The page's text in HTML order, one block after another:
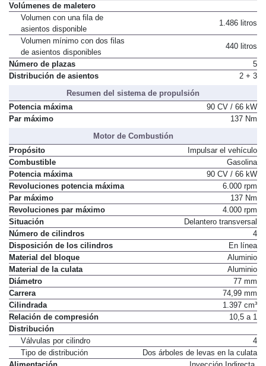
Volúmenes de maletero
Volumen con una fila de
asientos disponible
1.486 litros
Volumen mínimo con dos filas
de asientos disponibles
440 litros
Número de plazas
5
Distribución de asientos
2 + 3
Resumen del sistema de propulsión
Potencia máxima
90 CV / 66 kW
Par máximo
137 Nm
Motor de Combustión
Propósito
Impulsar el vehículo
Combustible
Gasolina
Potencia máxima
90 CV / 66 kW
Revoluciones potencia máxima
6.000 rpm
Par máximo
137 Nm
Revoluciones par máximo
4.000 rpm
Situación
Delantero transversal
Número de cilindros
4
Disposición de los cilindros
En línea
Material del bloque
Aluminio
Material de la culata
Aluminio
Diámetro
77 mm
Carrera
74,99 mm
Cilindrada
1.397 cm³
Relación de compresión
10,5 a 1
Distribución
Válvulas por cilindro
4
Tipo de distribución
Dos árboles de levas en la culata